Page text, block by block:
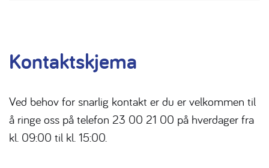
Kontaktskjema
Ved behov for snarlig kontakt er du er velkommen til
å ringe oss på telefon 23 00 21 00 på hverdager fra
kl. 09:00 til kl. 15:00.